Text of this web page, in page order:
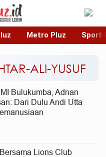
Metro Pluz Sport
ALI-YUSUF
Bulukumba, Adnan
Dari Dulu Andi Utta
Lions Club